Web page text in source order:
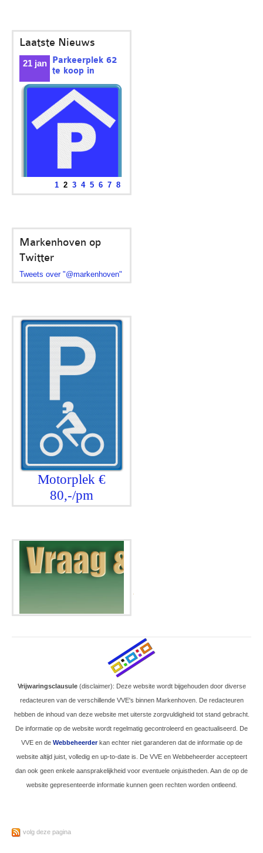
Laatste Nieuws
21 jan
Parkeerplek 62
te koop in
bewonersgedeelte van VVE...
1 2 3 4 5 6 7 8
Markenhoven op
Twitter
Tweets over "@markenhoven"
Motorplek €
80,-/pm
Vrijwaringsclausule(disclaimer): Deze website wordt bijgehouden door diverse
redacteuren van de verschillende VVE's binnen Markenhoven. De redacteuren
hebben de inhoud van deze website met uiterste zorgvuldigheid tot stand gebracht.
De informatie op de website wordt regelmatig gecontroleerd en geactualiseerd. De
VVE en de Webbeheerderkan echter niet garanderen dat de informatie op de
website altijd juist, volledig en up-to-date is. De VVE en Webbeheerder accepteert
dan ook geen enkele aansprakelijkheid voor eventuele onjuistheden. Aan de op de
website gepresenteerde informatie kunnen geen rechten worden ontleend.
volg deze pagina